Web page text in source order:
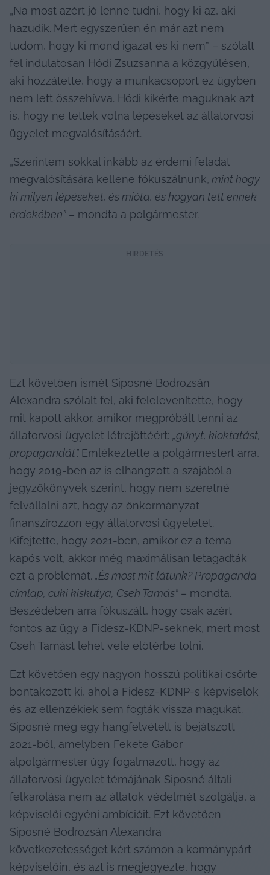
„Na most azért jó lenne tudni, hogy ki az, aki
hazudik. Mert egyszerűen én már azt nem
tudom, hogy ki mond igazat és ki nem” – szólalt
fel indulatosan Hódi Zsuzsanna a közgyűlésen,
aki hozzátette, hogy a munkacsoport ez ügyben
nem lett összehívva. Hódi kikérte maguknak azt
is, hogy ne tettek volna lépéseket az állatorvosi
ügyelet megvalósításáért.
„Szerintem sokkal inkább az érdemi feladat
megvalósítására kellene fókuszálnunk, mint hogy
ki milyen lépéseket, és mióta, és hogyan tett ennek
érdekében” – mondta a polgármester.
HIRDETÉS
Ezt követően ismét Siposné Bodrozsán
Alexandra szólalt fel, aki felelevenítette, hogy
mit kapott akkor, amikor megpróbált tenni az
állatorvosi ügyelet létrejöttéért: „gúnyt, kioktatást,
propagandát”. Emlékeztette a polgármestert arra,
hogy 2019-ben az is elhangzott a szájából a
jegyzőkönyvek szerint, hogy nem szeretné
felvállalni azt, hogy az önkormányzat
finanszírozzon egy állatorvosi ügyeletet.
Kifejtette, hogy 2021-ben, amikor ez a téma
kapós volt, akkor még maximálisan letagadták
ezt a problémát. „És most mit látunk? Propaganda
címlap, cuki kiskutya, Cseh Tamás” – mondta.
Beszédében arra fókuszált, hogy csak azért
fontos az ügy a Fidesz-KDNP-seknek, mert most
Cseh Tamást lehet vele előtérbe tolni.
Ezt követően egy nagyon hosszú politikai csörte
bontakozott ki, ahol a Fidesz-KDNP-s képviselők
és az ellenzékiek sem fogták vissza magukat.
Siposné még egy hangfelvételt is bejátszott
2021-ből, amelyben Fekete Gábor
alpolgármester úgy fogalmazott, hogy az
állatorvosi ügyelet témájának Siposné általi
felkarolása nem az állatok védelmét szolgálja, a
képviselői egyéni ambícióit. Ezt követően
Siposné Bodrozsán Alexandra
következetességet kért számon a kormánypárt
képviselőin, és azt is megjegyezte, hogy